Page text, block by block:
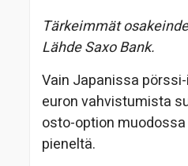
Tärkeimmät
Lähde Saxo Bank.
Vain Japanissa
euron vahvistumista
osto-option
pieneltä.